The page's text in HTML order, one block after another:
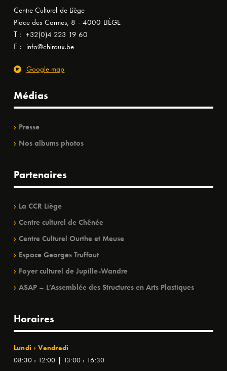
Centre Culturel de Liège
Place des Carmes, 8 - 4000 LIÈGE
T : +32(0)4 223 19 60
E : info@chiroux.be
Google map
Médias
Presse
Nos albums photos
Partenaires
La CCR Liège
Centre culturel de Chênée
Centre Culturel Ourthe et Meuse
Espace Georges Truffaut
Foyer culturel de Jupille-Wandre
ASAP – L’Assemblée des Structures en Arts Plastiques
Horaires
Lundi › Vendredi
08:30 › 12:00 | 13:00 › 16:30